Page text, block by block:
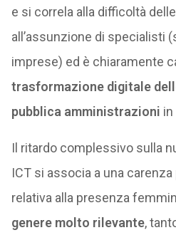
e si correla alla difficoltà
all’assunzione di specialisti
imprese) ed è chiaramente
trasformazione digitale
pubblica amministrazioni in
Il ritardo complessivo sulla
ICT si associa a una
relativa alla presenza
genere molto rilevante,